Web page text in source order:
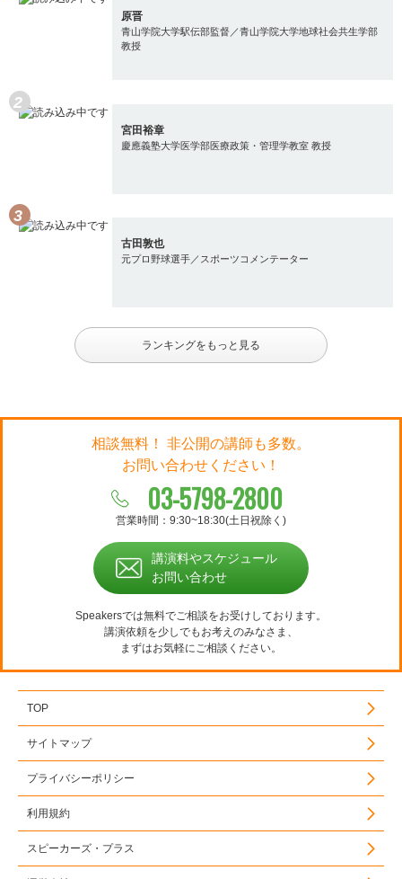
原晋
青山学院大学駅伝部監督／青山学院大学地球社会共生学部
教授
宮田裕章
慶應義塾大学医学部医療政策・管理学教室 教授
古田敦也
元プロ野球選手／スポーツコメンテーター
ランキングをもっと見る
相談無料！ 非公開の講師も多数。
お問い合わせください！
03-5798-2800
営業時間：9:30~18:30(土日祝除く)
講演料やスケジュール
お問い合わせ
Speakersでは無料でご相談をお受けしております。
講演依頼を少しでもお考えのみなさま、
まずはお気軽にご相談ください。
TOP
サイトマップ
プライバシーポリシー
利用規約
スピーカーズ・プラス